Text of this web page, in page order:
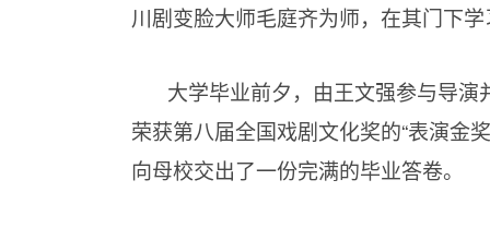
川剧变脸大师毛庭齐为师，在其门下
大学毕业前夕，由王文强参与导
荣获第八届全国戏剧文化奖的“表演金
向母校交出了一份完满的毕业答卷。